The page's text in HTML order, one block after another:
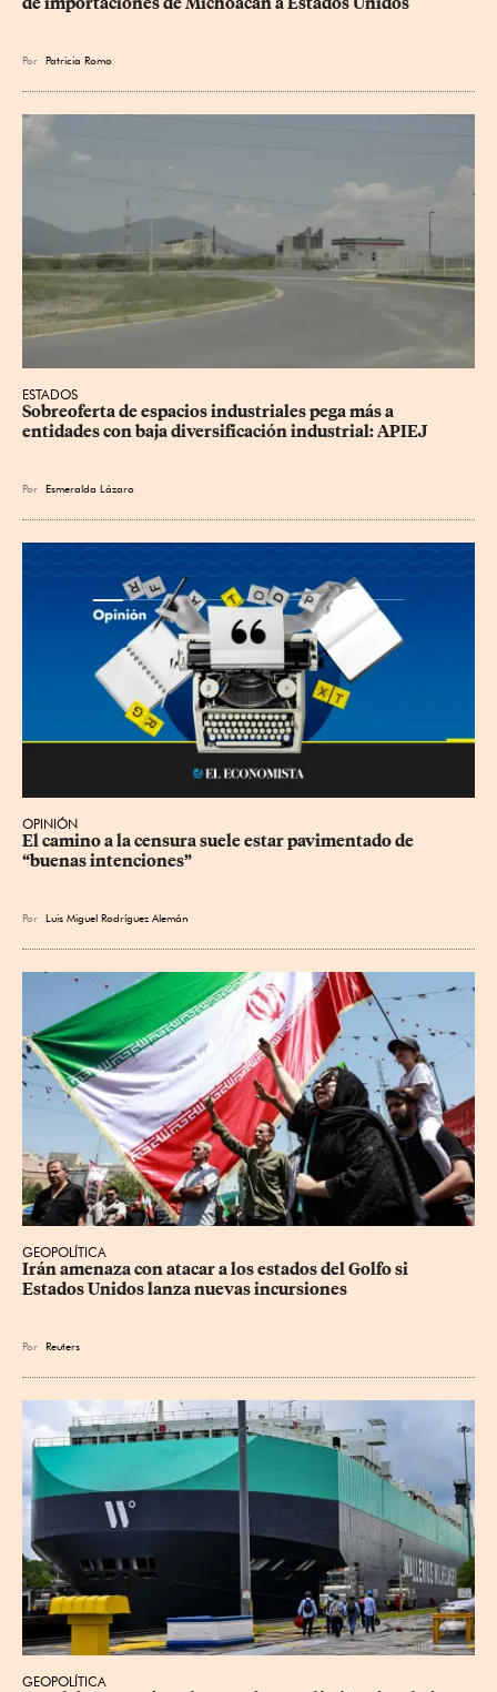
Por Patricia Romo
ESTADOS
Sobreoferta de espacios industriales pega más a
entidades con baja diversificación industrial: APIEJ
Por Esmeralda Lázaro
OPINIÓN
El camino a la censura suele estar pavimentado de
“buenas intenciones”
Por Luis Miguel Rodríguez Alemán
GEOPOLÍTICA
Irán amenaza con atacar a los estados del Golfo si
Estados Unidos lanza nuevas incursiones
Por Reuters
GEOPOLÍTICA